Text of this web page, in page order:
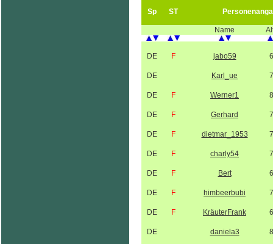
Sp ST
Name
DE F jabo59
DE Karl_ue
DE F Werner1
DE F Gerhard
DE F dietmar_1953
DE F charly54
DE F Bert
DE F himbeerbubi
DE F KräuterFrank
DE daniela3